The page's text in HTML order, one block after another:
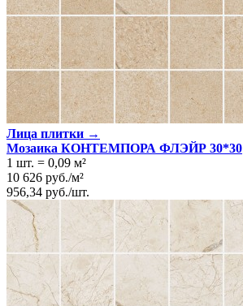
Лица плитки →
Мозаика КОНТЕМПОРА ФЛЭЙР 30*30
1 шт. = 0,09 м²
10 626 руб./м²
956,34 руб./шт.